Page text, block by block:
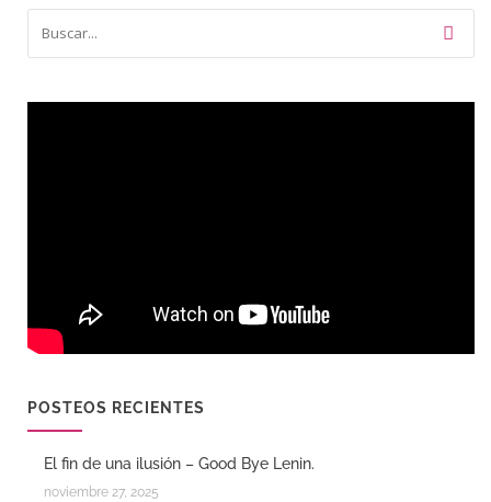
POSTEOS RECIENTES
El fin de una ilusión – Good Bye Lenin.
noviembre 27, 2025